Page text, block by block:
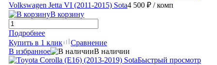
Volkswagen Jetta VI (2011-2015) Sota4 500 ₽ / комп
В корзину
Подробнее
Купить в 1 клик
Сравнение
В избранное
В наличии
Быстрый просмотр